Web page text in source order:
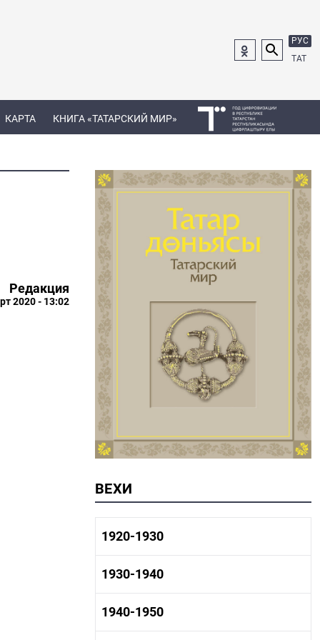
РУС
ТАТ
КАРТА КНИГА «ТАТАРСКИЙ МИР»
Редакция
2020 - 13:02
ВЕХИ
1920-1930
1920-1930 история
1920-1930 культура
1930-1940
1930-1940 история
1930-1940 культура
1940-1950